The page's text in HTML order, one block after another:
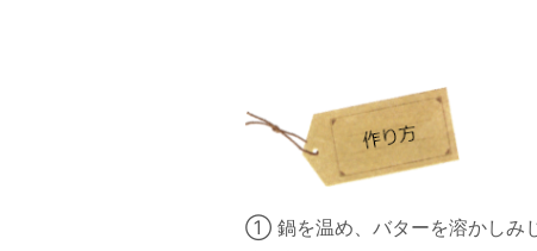
① 鍋を温め、バターを溶かしみ